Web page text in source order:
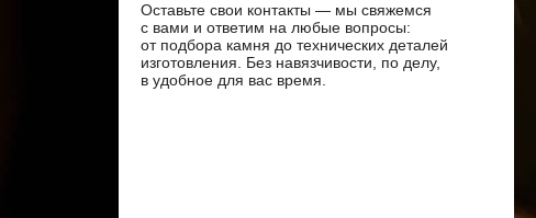
Оставьте свои контакты — мы свяжемся
с вами и ответим на любые вопросы:
от подбора камня до технических деталей
изготовления. Без навязчивости, по делу,
в удобное для вас время.